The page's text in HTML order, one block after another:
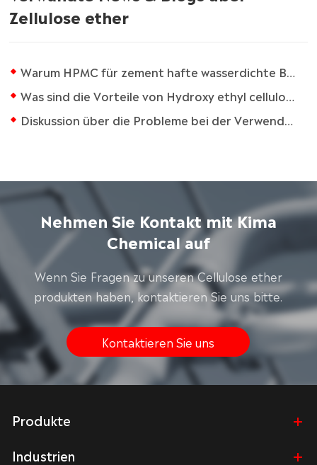
Zellulose ether
Warum HPMC für zement hafte wasserdichte Beschichtungen unerlässlich ist
Was sind die Vorteile von Hydroxy ethyl cellulose in Latex farbe
Diskussion über die Probleme bei der Verwendung von Methyl cellulose
Nehmen Sie Kontakt mit Kima
Chemical auf
Wenn Sie Fragen zu unseren Cellulose ether
produkten haben, kontaktieren Sie uns bitte.
Kontaktieren Sie uns
Produkte
Industrien